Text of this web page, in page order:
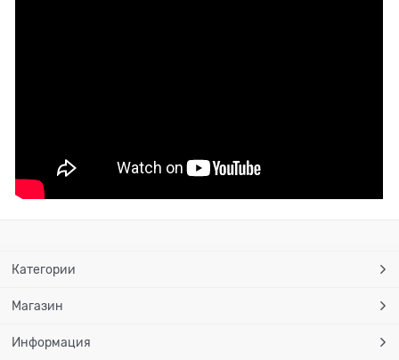
Категории
Магазин
Информация